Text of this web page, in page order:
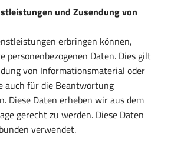
und Zusendung von
erbringen können,
personenbezogenen Daten. Dies gilt
von Informationsmaterial oder
auch für die Beantwortung
Diese Daten erheben wir aus dem
gerecht zu werden. Diese Daten
verwendet.